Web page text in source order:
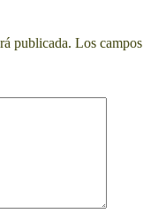
publicada. Los campos